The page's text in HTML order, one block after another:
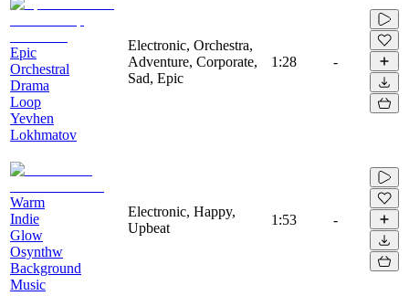
Epic
Orchestral
Drama
Loop
Yevhen
Lokhmatov
Electronic, Orchestra,
Adventure, Corporate,
Sad, Epic
1:28 -
Warm
Indie
Glow
Osynthw
Background
Music
Electronic, Happy,
Upbeat
1:53 -